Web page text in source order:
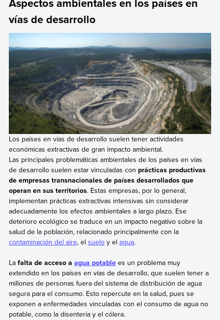
vías de desarrollo
Los países en vías de desarrollo suelen tener actividades
económicas extractivas de gran impacto ambiental.
Las principales problemáticas ambientales de los países en vías
de desarrollo suelen estar vinculadas con prácticas productivas
de empresas transnacionales de países desarrollados que
operan en sus territorios. Estas empresas, por lo general,
implementan prácticas extractivas intensivas sin considerar
adecuadamente los efectos ambientales a largo plazo. Ese
deterioro ecológico se traduce en un impacto negativo sobre la
salud de la población, relacionado principalmente con la
contaminación del aire, el sueloy el agua.
La falta de acceso a agua potable es un problema muy
extendido en los países en vías de desarrollo, que suelen tener a
millones de personas fuera del sistema de distribución de agua
segura para el consumo. Esto repercute en la salud, pues se
exponen a enfermedades vinculadas con el consumo de agua no
potable, como la disentería y el cólera.